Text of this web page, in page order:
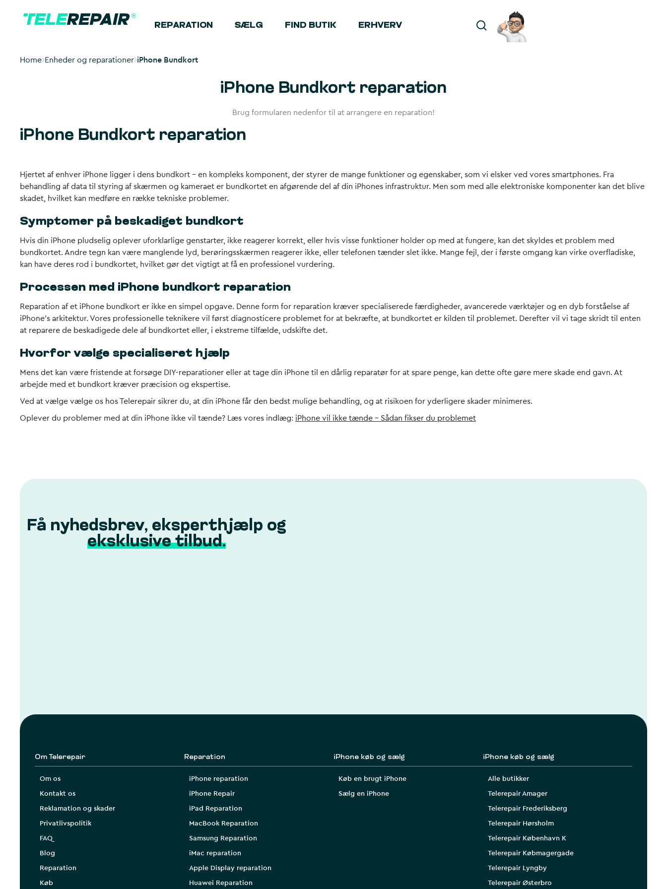
REPARATION SÆLG FIND BUTIK ERHVERV
Home Enheder og reparationer iPhone Bundkort
iPhone Bundkort reparation
Brug formularen nedenfor til at arrangere en reparation!
iPhone Bundkort reparation
Hjertet af enhver iPhone ligger i dens bundkort – en kompleks komponent, der styrer de mange funktioner og egenskaber, som vi elsker ved vores smartphones. Fra
behandling af data til styring af skærmen og kameraet er bundkortet en afgørende del af din iPhones infrastruktur. Men som med alle elektroniske komponenter kan det blive
skadet, hvilket kan medføre en række tekniske problemer.
Symptomer på beskadiget bundkort
Hvis din iPhone pludselig oplever uforklarlige genstarter, ikke reagerer korrekt, eller hvis visse funktioner holder op med at fungere, kan det skyldes et problem med
bundkortet. Andre tegn kan være manglende lyd, berøringsskærmen reagerer ikke, eller telefonen tænder slet ikke. Mange fejl, der i første omgang kan virke overfladiske,
kan have deres rod i bundkortet, hvilket gør det vigtigt at få en professionel vurdering.
Processen med iPhone bundkort reparation
Reparation af et iPhone bundkort er ikke en simpel opgave. Denne form for reparation kræver specialiserede færdigheder, avancerede værktøjer og en dyb forståelse af
iPhone’s arkitektur. Vores professionelle teknikere vil først diagnosticere problemet for at bekræfte, at bundkortet er kilden til problemet. Derefter vil vi tage skridt til enten
at reparere de beskadigede dele af bundkortet eller, i ekstreme tilfælde, udskifte det.
Hvorfor vælge specialiseret hjælp
Mens det kan være fristende at forsøge DIY-reparationer eller at tage din iPhone til en dårlig reparatør for at spare penge, kan dette ofte gøre mere skade end gavn. At
arbejde med et bundkort kræver præcision og ekspertise.
Ved at vælge vælge os hos Telerepair sikrer du, at din iPhone får den bedst mulige behandling, og at risikoen for yderligere skader minimeres.
Oplever du problemer med at din iPhone ikke vil tænde? Læs vores indlæg: iPhone vil ikke tænde – Sådan fikser du problemet
Få nyhedsbrev, eksperthjælp og
eksklusive tilbud.
Om Telerepair
Om os
Kontakt os
Reklamation og skader
Privatlivspolitik
FAQ
Blog
Reparation
Køb
Reparation
iPhone reparation
iPhone Repair
iPad Reparation
MacBook Reparation
Samsung Reparation
iMac reparation
Apple Display reparation
Huawei Reparation
iPhone køb og sælg
Køb en brugt iPhone
Sælg en iPhone
iPhone køb og sælg
Alle butikker
Telerepair Amager
Telerepair Frederiksberg
Telerepair Hørsholm
Telerepair København K
Telerepair Købmagergade
Telerepair Lyngby
Telerepair Østerbro